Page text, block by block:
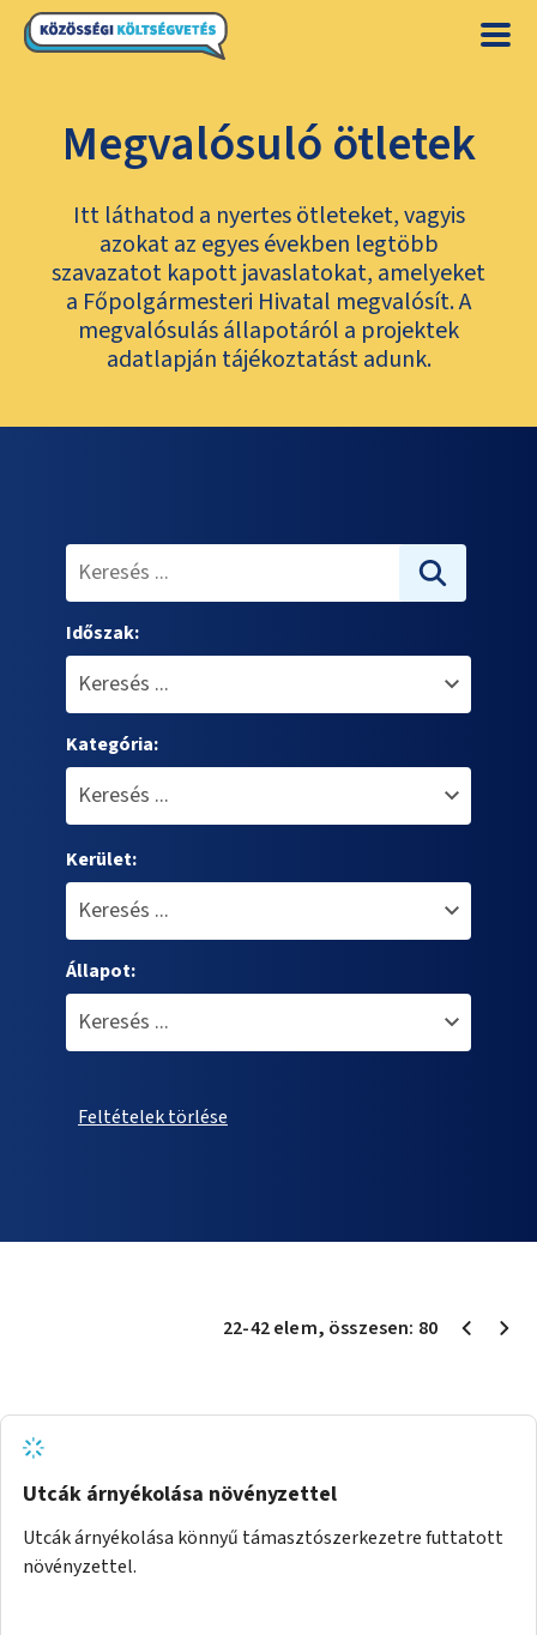
Megvalósuló ötletek
Itt láthatod a nyertes ötleteket, vagyis
azokat az egyes években legtöbb
szavazatot kapott javaslatokat, amelyeket
a Főpolgármesteri Hivatal megvalósít. A
megvalósulás állapotáról a projektek
adatlapján tájékoztatást adunk.
Időszak:
Kategória:
Kerület:
Állapot:
Feltételek törlése
22-42elem, összesen: 80
Utcák árnyékolása növényzettel
Utcák árnyékolása könnyű támasztószerkezetre futtatott
növényzettel.